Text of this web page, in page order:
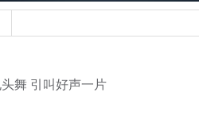
舞 引叫好声一片